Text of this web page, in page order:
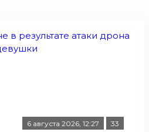
6 августа 2026, 12:27 33